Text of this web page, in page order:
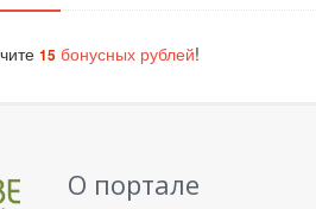
15 бонусных рублей!
О портале